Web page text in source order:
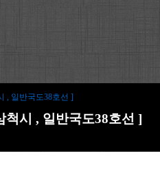
, 일반국도38호선 ]
시 , 일반국도38호선 ]